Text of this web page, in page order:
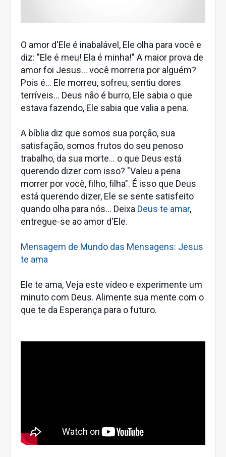
O amor d'Ele é inabalável, Ele olha para você e
diz: "Ele é meu! Ela é minha!" A maior prova de
amor foi Jesus... você morreria por alguém?
Pois é... Ele morreu, sofreu, sentiu dores
terríveis... Deus não é burro, Ele sabia o que
estava fazendo, Ele sabia que valia a pena.
A bíblia diz que somos sua porção, sua
satisfação, somos frutos do seu penoso
trabalho, da sua morte... o que Deus está
querendo dizer com isso? "Valeu a pena
morrer por você, filho, filha". É isso que Deus
está querendo dizer, Ele se sente satisfeito
quando olha para nós... Deixa Deus te amar,
entregue-se ao amor d'Ele.
Mensagem de Mundo das Mensagens: Jesus
te ama
Ele te ama, Veja este vídeo e experimente um
minuto com Deus. Alimente sua mente com o
que te da Esperança para o futuro.